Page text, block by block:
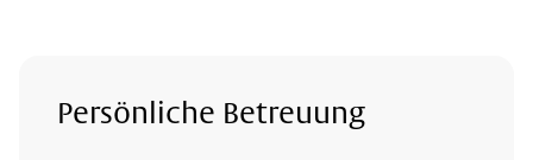
Persönliche Betreuung